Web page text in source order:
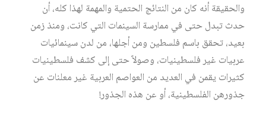
والحقيقة أنه كان من النتائج الحتمية والمهمة لهذا كله، أن
حدث تبدل حتى في ممارسة السينمات التي كانت، ومنذ زمن
بعيد، تحقق باسم فلسطين ومن أجلها، من لدن سينمائيات
عربيات غير فلسطينيات، وصولاً حتى إلى كشف فلسطينيات
كثيرات يقمن في العديد من العواصم العربية غير معلنات عن
جذورهن الفلسطينية، أو عن هذه الجذور!